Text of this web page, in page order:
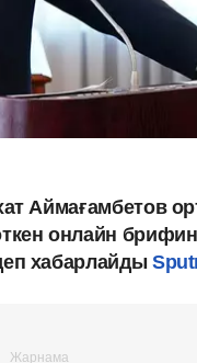
Аймағамбетов
онлайн
хабарлайды